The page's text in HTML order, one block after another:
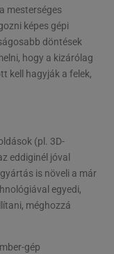
mesterséges
képes gépi
döntések
hogy a kizárólag
kell hagyják a felek,
(pl. 3D-
eddiginél jóval
is növeli a már
egyedi,
méghozzá
gép